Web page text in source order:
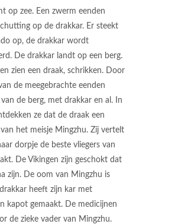
op zee. Een zwerm eenden
op de drakkar. Er steekt
op, de drakkar wordt
De drakkar landt op een berg.
zien een draak, schrikken. Door
de meegebrachte eenden
de berg, met drakkar en al. In
ze dat de draak een
van het meisje Mingzhu. Zij vertelt
dorpje de beste vliegers van
De Vikingen zijn geschokt dat
zijn. De oom van Mingzhu is
heeft zijn kar met
kapot gemaakt. De medicijnen
de zieke vader van Mingzhu.